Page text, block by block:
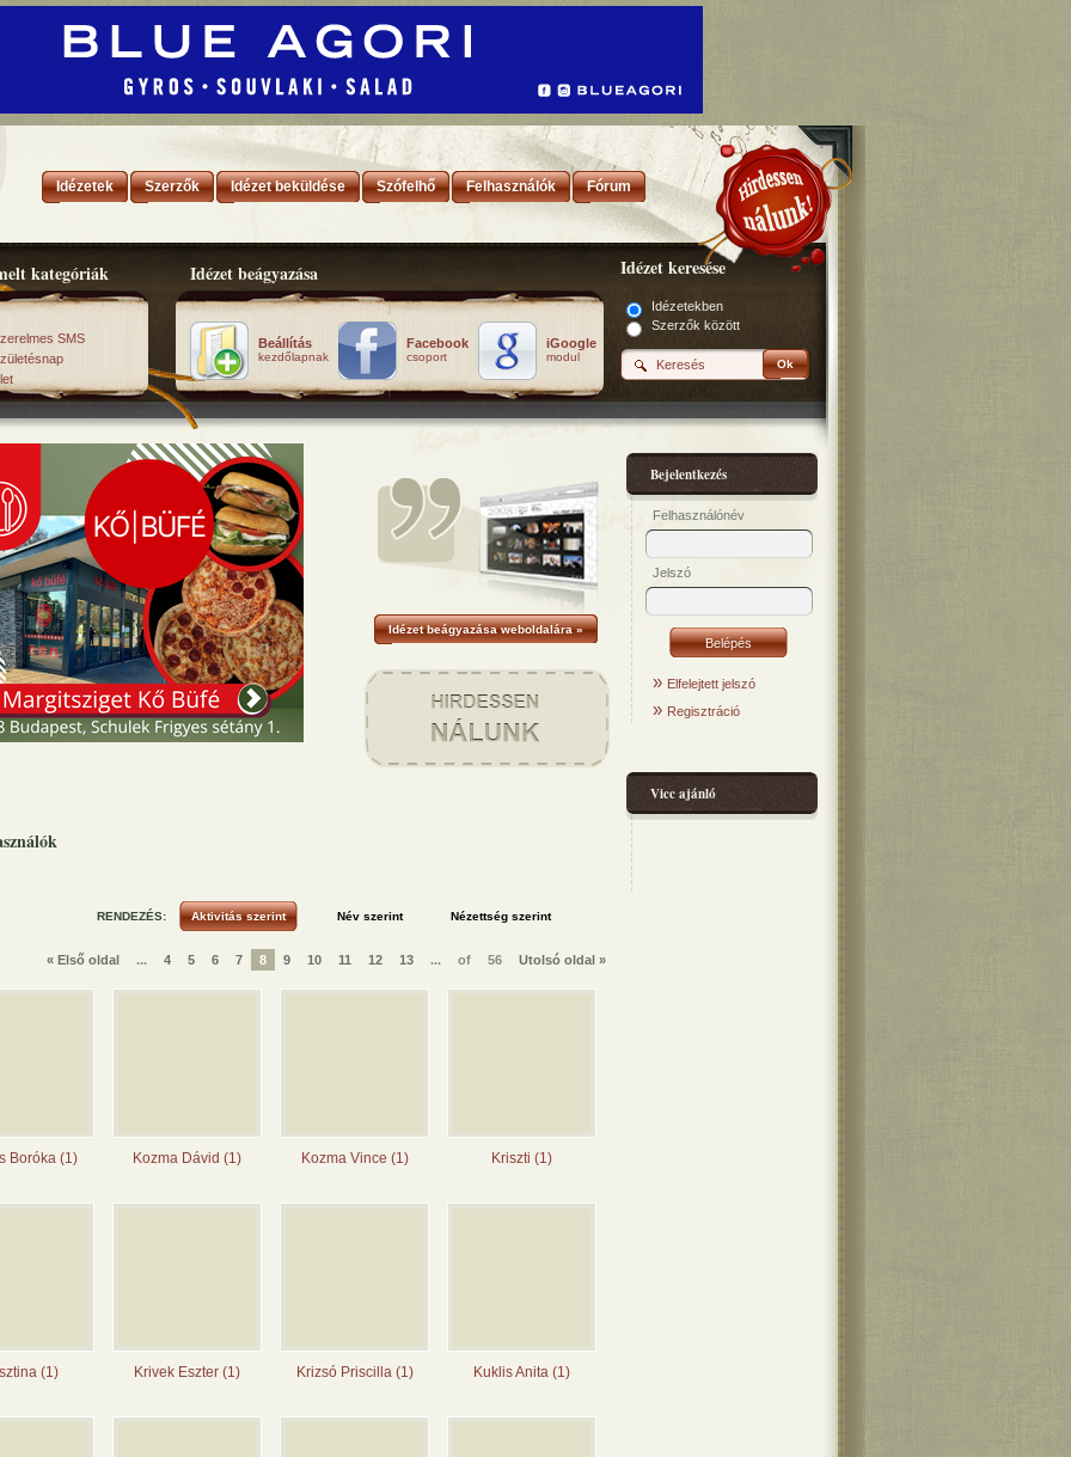
Idézetek Szerzők Idézet beküldése Szófelhő Felhasználók Fórum
kategóriák
SMS
Idézet beágyazása
Beállítás
kezdőlapnak
Facebook
csoport
iGoogle
modul
Idézet keresése
Idézetekben
Szerzők között
Ok
Idézet beágyazása weboldalára »
RENDEZÉS:
« Első oldal ... 4 5 6 7 8 9 10 11 12 13 ... of 56 Utolsó oldal »
Boróka (1) Kozma Dávid (1) Kozma Vince (1) Kriszti (1)
(1) Krivek Eszter (1) Krizsó Priscilla (1) Kuklis Anita (1)
Bejelentkezés
Felhasználónév
Jelszó
» Elfelejtett jelszó
» Regisztráció
Vicc ajánló